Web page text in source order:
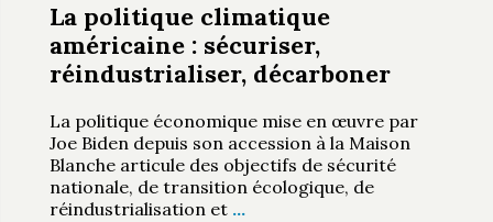
La politique climatique
américaine : sécuriser,
réindustrialiser, décarboner
La politique économique mise en œuvre par
Joe Biden depuis son accession à la Maison
Blanche articule des objectifs de sécurité
nationale, de transition écologique, de
réindustrialisation et …